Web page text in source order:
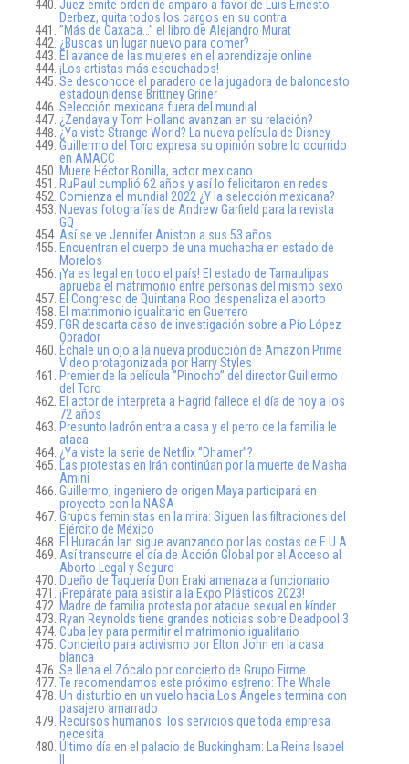
Juez emite orden de amparo a favor de Luis Ernesto
Derbez, quita todos los cargos en su contra
”Más de Oaxaca…” el libro de Alejandro Murat
¿Buscas un lugar nuevo para comer?
El avance de las mujeres en el aprendizaje online
¡Los artistas más escuchados!
Se desconoce el paradero de la jugadora de baloncesto
estadounidense Brittney Griner
Selección mexicana fuera del mundial
¿Zendaya y Tom Holland avanzan en su relación?
¿Ya viste Strange World? La nueva película de Disney
Guillermo del Toro expresa su opinión sobre lo ocurrido
en AMACC
Muere Héctor Bonilla, actor mexicano
RuPaul cumplió 62 años y así lo felicitaron en redes
Comienza el mundial 2022 ¿Y la selección mexicana?
Nuevas fotografías de Andrew Garfield para la revista
GQ
Así se ve Jennifer Aniston a sus 53 años
Encuentran el cuerpo de una muchacha en estado de
Morelos
¡Ya es legal en todo el país! El estado de Tamaulipas
aprueba el matrimonio entre personas del mismo sexo
El Congreso de Quintana Roo despenaliza el aborto
El matrimonio igualitario en Guerrero
FGR descarta caso de investigación sobre a Pío López
Obrador
Échale un ojo a la nueva producción de Amazon Prime
Video protagonizada por Harry Styles
Premier de la película ‘’Pinocho’’ del director Guillermo
del Toro
El actor de interpreta a Hagrid fallece el día de hoy a los
72 años
Presunto ladrón entra a casa y el perro de la familia le
ataca
¿Ya viste la serie de Netflix ‘’Dhamer’’?
Las protestas en Irán continúan por la muerte de Masha
Amini
Guillermo, ingeniero de origen Maya participará en
proyecto con la NASA
Grupos feministas en la mira: Siguen las filtraciones del
Ejército de México
El Huracán Ian sigue avanzando por las costas de E.U.A.
Así transcurre el día de Acción Global por el Acceso al
Aborto Legal y Seguro
Dueño de Taquería Don Eraki amenaza a funcionario
¡Prepárate para asistir a la Expo Plásticos 2023!
Madre de familia protesta por ataque sexual en kínder
Ryan Reynolds tiene grandes noticias sobre Deadpool 3
Cuba ley para permitir el matrimonio igualitario
Concierto para activismo por Elton John en la casa
blanca
Se llena el Zócalo por concierto de Grupo Firme
Te recomendamos este próximo estreno: The Whale
Un disturbio en un vuelo hacia Los Ángeles termina con
pasajero amarrado
Recursos humanos: los servicios que toda empresa
necesita
Último día en el palacio de Buckingham: La Reina Isabel